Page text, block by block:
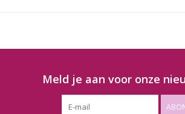
Meld je aan voor onze